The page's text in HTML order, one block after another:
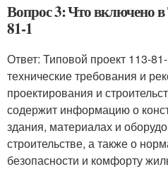
Вопрос 3: Что включено
81-1
Ответ: Типовой проект 113-
технические требования и
проектирования и
содержит информацию о
здания, материалах и
строительстве, а также о
безопасности и комфорту